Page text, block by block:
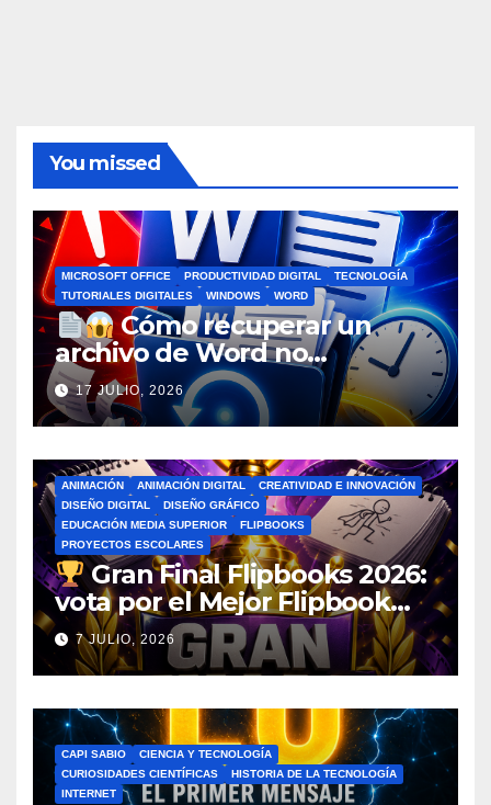
You missed
MICROSOFT OFFICE PRODUCTIVIDAD DIGITAL
TECNOLOGÍA
TUTORIALES DIGITALES
WINDOWS WORD
Cómo recuperar un
archivo de Word no
guardado antes de entrar en
pánico
17 JULIO, 2026
ANIMACIÓN ANIMACIÓN DIGITAL
CREATIVIDAD E INNOVACIÓN
DISEÑO DIGITAL
DISEÑO GRÁFICO
EDUCACIÓN MEDIA SUPERIOR
FLIPBOOKS
PROYECTOS ESCOLARES
Gran Final Flipbooks 2026:
vota por el Mejor Flipbook
del Ciclo Escolar
7 JULIO, 2026
CAPI SABIO
CIENCIA Y TECNOLOGÍA
CURIOSIDADES CIENTÍFICAS
HISTORIA DE LA TECNOLOGÍA
INTERNET